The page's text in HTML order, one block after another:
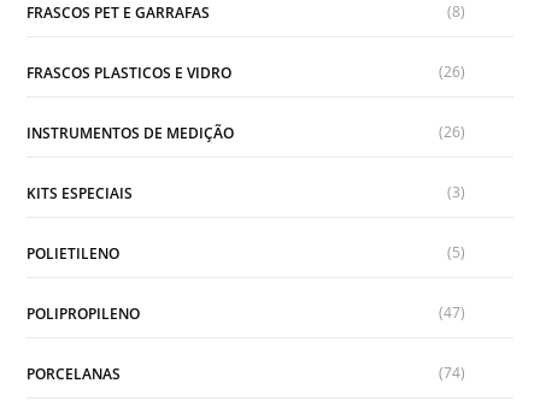
FRASCOS PET E GARRAFAS (8)
FRASCOS PLASTICOS E VIDRO (26)
INSTRUMENTOS DE MEDIÇÃO (26)
KITS ESPECIAIS (3)
POLIETILENO (5)
POLIPROPILENO (47)
PORCELANAS (74)